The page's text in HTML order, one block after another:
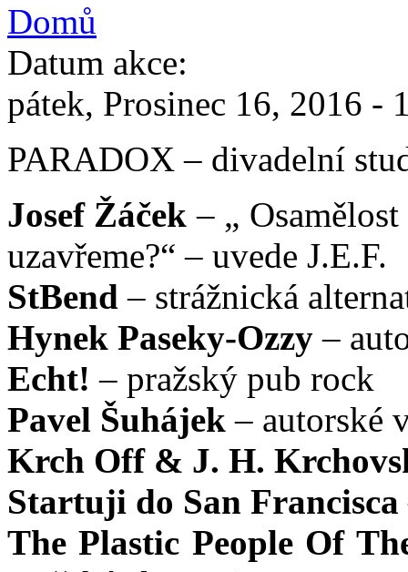
Domů
Datum akce:
pátek, Prosinec 16, 2016 -
PARADOX – divadelní
Josef Žáček – „
uzavřeme?“ – uvede J.E.F.
StBend – strážnická
Hynek Paseky-Ozzy –
Echt! – pražský pub rock
Pavel Šuhájek – autorské
Krch Off & J. H.
Startuji do San Francisca
The Plastic People Of